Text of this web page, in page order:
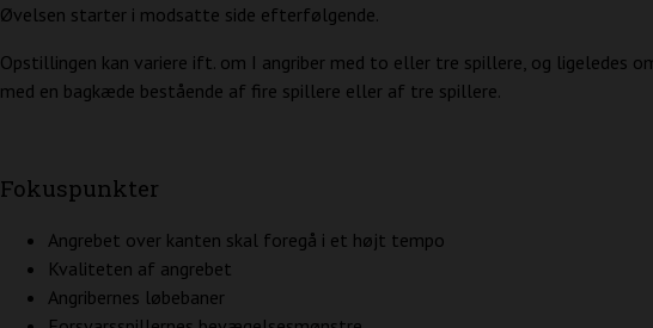
Øvelsen starter i modsatte side efterfølgende.
Opstillingen kan variere ift. om I angriber med to eller tre spillere, og ligeledes
med en bagkæde bestående af fire spillere eller af tre spillere.
Fokuspunkter
Angrebet over kanten skal foregå i et højt tempo
Kvaliteten af angrebet
Angribernes løbebaner